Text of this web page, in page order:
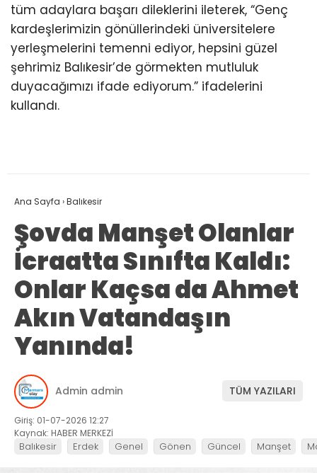
tüm adaylara başarı dileklerini ileterek, “Genç
kardeşlerimizin gönüllerindeki üniversitelere
yerleşmelerini temenni ediyor, hepsini güzel
şehrimiz Balıkesir’de görmekten mutluluk
duyacağımızı ifade ediyorum.” ifadelerini
kullandı.
Ana Sayfa ›Balıkesir
Şovda Manşet Olanlar
İcraatta Sınıfta Kaldı:
Onlar Kaçsa da Ahmet
Akın Vatandaşın
Yanında!
Admin admin TÜM YAZILARI
Giriş: 01-07-2026 12:27
Kaynak: HABER MERKEZİ
Balıkesir Erdek Genel Gönen Güncel Manşet